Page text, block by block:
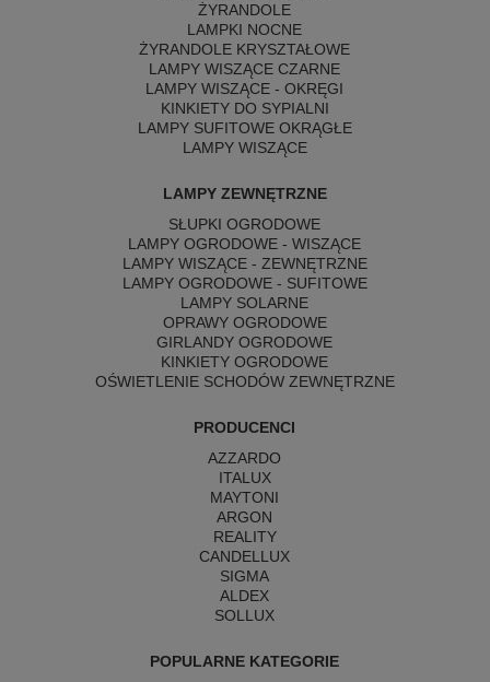
ŻYRANDOLE
LAMPKI NOCNE
ŻYRANDOLE KRYSZTAŁOWE
LAMPY WISZĄCE CZARNE
LAMPY WISZĄCE - OKRĘGI
KINKIETY DO SYPIALNI
LAMPY SUFITOWE OKRĄGŁE
LAMPY WISZĄCE
LAMPY ZEWNĘTRZNE
SŁUPKI OGRODOWE
LAMPY OGRODOWE - WISZĄCE
LAMPY WISZĄCE - ZEWNĘTRZNE
LAMPY OGRODOWE - SUFITOWE
LAMPY SOLARNE
OPRAWY OGRODOWE
GIRLANDY OGRODOWE
KINKIETY OGRODOWE
OŚWIETLENIE SCHODÓW ZEWNĘTRZNE
PRODUCENCI
AZZARDO
ITALUX
MAYTONI
ARGON
REALITY
CANDELLUX
SIGMA
ALDEX
SOLLUX
POPULARNE KATEGORIE